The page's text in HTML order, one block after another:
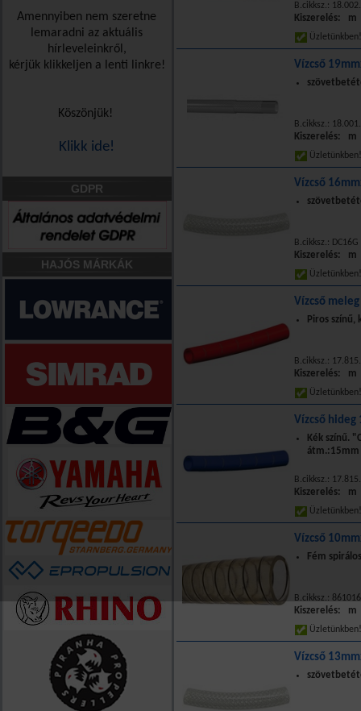
Amennyiben nem szeretne
lemaradni az aktuális
hírleveleinkről,
kérjük klikkeljen a lenti linkre!
Köszönjük!
Klikk ide!
GDPR
HAJÓS MÁRKÁK
B.cikksz.:
Kiszerelés: m
Vízcső
B.cikksz.:
Kiszerelés: m
Vízcső
B.cikksz.: DC16G
Kiszerelés: m
Vízcső
Piros
B.cikksz.:
Kiszerelés: m
Vízcső
Kék színű.
átm.:15mm
B.cikksz.:
Kiszerelés: m
Vízcső
Fém
B.cikksz.: 861016
Kiszerelés: m
Vízcső